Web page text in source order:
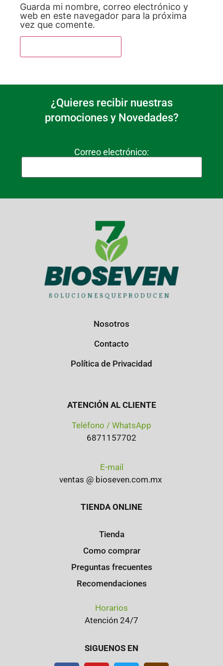
Guarda mi nombre, correo electrónico y
web en este navegador para la próxima
vez que comente.
¿Quieres recibir nuestras
promociones y Novedades?
Correo electrónico:
Nosotros
Contacto
Política de Privacidad
ATENCIÓN AL CLIENTE
Teléfono / WhatsApp
6871157702
E-mail
ventas @ bioseven.com.mx
TIENDA ONLINE
Tienda
Como comprar
Preguntas frecuentes
Recomendaciones
Horarios
Atención 24/7
SIGUENOS EN